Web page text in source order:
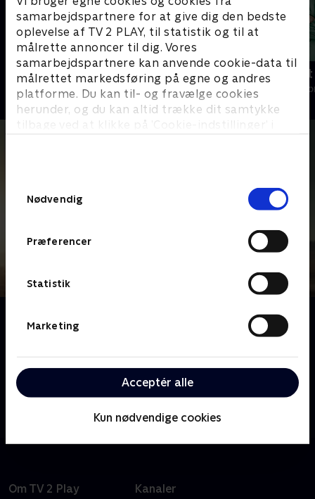
samarbejdspartnere for at give dig den bedste
oplevelse af TV 2 PLAY, til statistik og til at
målrette annoncer til dig. Vores
samarbejdspartnere kan anvende cookie-data til
målrettet markedsføring på egne og andres
platforme. Du kan til- og fravælge cookies
herunder, og du kan altid trække dit samtykke
tilbage ved at klikke på ’Cookie-indstillinger’ i
Nødvendig
Præferencer
Statistik
Marketing
Acceptér alle
Kun nødvendige cookies
Happy fucking Pride
Drama • 1 sæsoner
Fake Patient
Drama • 1
I 1970'erne oplever Broberg-familien gentagne
Jan bliver kidnappet. Men det mystiske er, at det sker
flere gange og af en ven af familien, der på listig vis
formår at udnytte familiens venlighed, åbenhed og
sårbarhed. Baseret på en sand historie.
Om TV 2 Play Kanaler